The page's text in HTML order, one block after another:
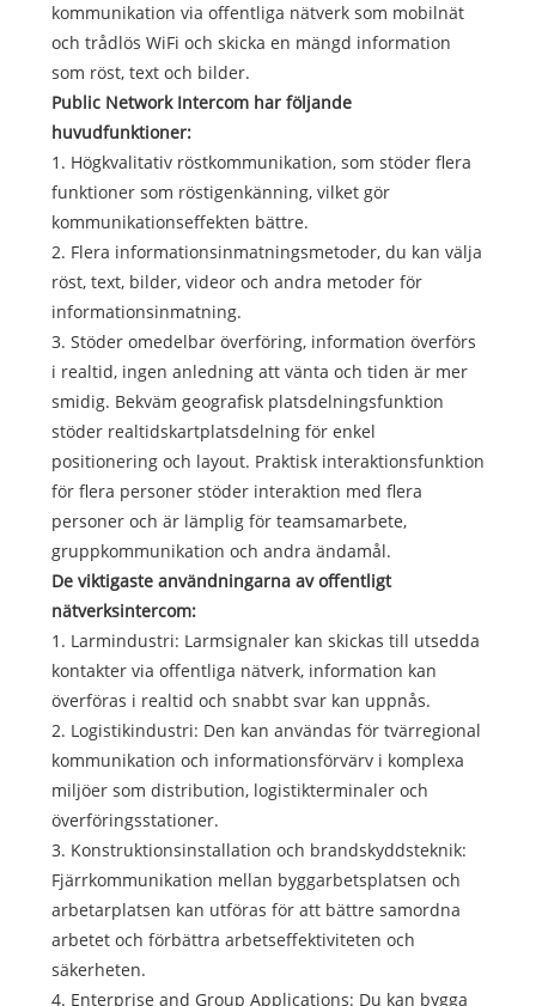
kommunikation via offentliga nätverk som mobilnät
och trådlös WiFi och skicka en mängd information
som röst, text och bilder.
Public Network Intercom har följande
huvudfunktioner:
1. Högkvalitativ röstkommunikation, som stöder flera
funktioner som röstigenkänning, vilket gör
kommunikationseffekten bättre.
2. Flera informationsinmatningsmetoder, du kan välja
röst, text, bilder, videor och andra metoder för
informationsinmatning.
3. Stöder omedelbar överföring, information överförs
i realtid, ingen anledning att vänta och tiden är mer
smidig. Bekväm geografisk platsdelningsfunktion
stöder realtidskartplatsdelning för enkel
positionering och layout. Praktisk interaktionsfunktion
för flera personer stöder interaktion med flera
personer och är lämplig för teamsamarbete,
gruppkommunikation och andra ändamål.
De viktigaste användningarna av offentligt
nätverksintercom:
1. Larmindustri: Larmsignaler kan skickas till utsedda
kontakter via offentliga nätverk, information kan
överföras i realtid och snabbt svar kan uppnås.
2. Logistikindustri: Den kan användas för tvärregional
kommunikation och informationsförvärv i komplexa
miljöer som distribution, logistikterminaler och
överföringsstationer.
3. Konstruktionsinstallation och brandskyddsteknik:
Fjärrkommunikation mellan byggarbetsplatsen och
arbetarplatsen kan utföras för att bättre samordna
arbetet och förbättra arbetseffektiviteten och
säkerheten.
4. Enterprise and Group Applications: Du kan bygga